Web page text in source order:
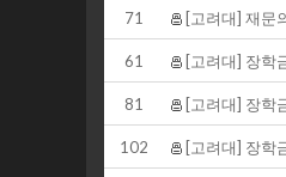
71 [고려대] 재문
61 [고려대] 장학
81 [고려대] 장학
102 [고려대] 장학